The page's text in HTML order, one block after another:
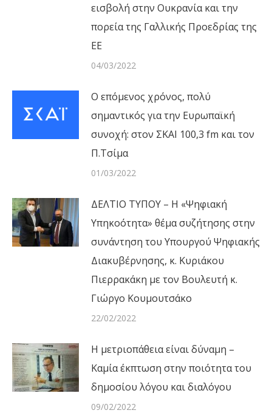
εισβολή στην Ουκρανία και την
πορεία της Γαλλικής Προεδρίας της
ΕΕ
04/03/2022
Ο επόμενος χρόνος, πολύ
σημαντικός για την Ευρωπαϊκή
συνοχή: στον ΣΚΑΙ 100,3 fm και τον
Π.Τσίμα
01/03/2022
ΔΕΛΤΙΟ ΤΥΠΟΥ – Η «Ψηφιακή
Υπηκοότητα» θέμα συζήτησης στην
συνάντηση του Υπουργού Ψηφιακής
Διακυβέρνησης, κ. Κυριάκου
Πιερρακάκη με τον Βουλευτή κ.
Γιώργο Κουμουτσάκο
22/02/2022
Η μετριοπάθεια είναι δύναμη –
Καμία έκπτωση στην ποιότητα του
δημοσίου λόγου και διαλόγου
09/02/2022